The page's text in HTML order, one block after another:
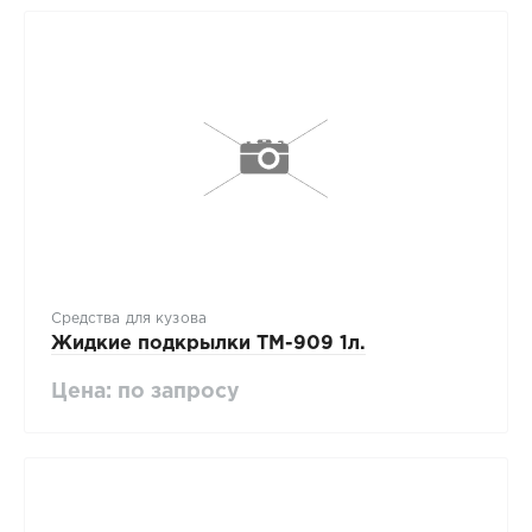
Средства для кузова
Жидкие подкрылки ТМ-909 1л.
Цена: по запросу